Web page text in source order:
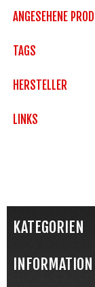
ANGESEHENE
TAGS
HERSTELLER
LINKS
KATEGORIEN
INFORMATION